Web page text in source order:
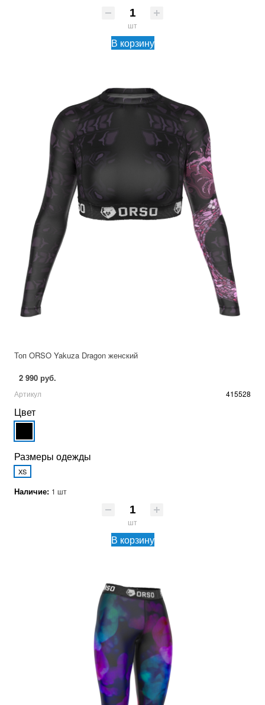
шт
В корзину
Топ ORSO Yakuza Dragon женский
2 990 руб.
Артикул 415528
Цвет
Размеры одежды
XS
Наличие: 1 шт
шт
В корзину